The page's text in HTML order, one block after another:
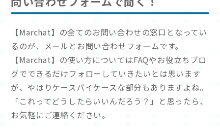
【Marchat】の全てのお問い合わせの窓口となってい
るのが、メールとお問い合わせフォームです。
【Marchat】の使い方についてはFAQやお役立ちブロ
グでできるだけフォローしていきたいとは思います
が、やはりケースバイケースな部分もありますよね。
「これってどうしたらいいんだろう？」と思ったら、
お気軽にご連絡ください。